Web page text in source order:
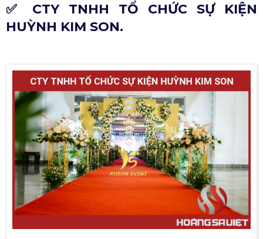
✅ CTY TNHH TỔ CHỨC SỰ KIỆN
HUỲNH KIM SON.